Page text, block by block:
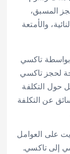
المسبق،
والأمتعة
تاكسي
لحجز تاكسي
حول التكلفة
عن التكلفة
على العوامل
إلى تاكسي.